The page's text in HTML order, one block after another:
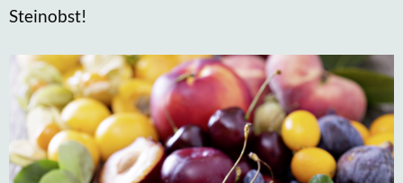
Steinobst!